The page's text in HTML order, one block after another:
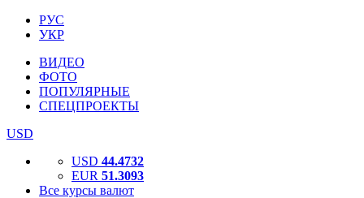
РУС
УКР
ВИДЕО
ФОТО
ПОПУЛЯРНЫЕ
СПЕЦПРОЕКТЫ
USD
USD 44.4732
EUR 51.3093
Все курсы валют